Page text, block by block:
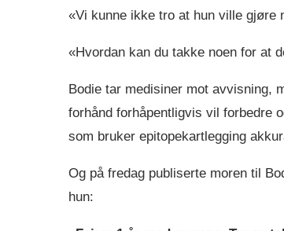
«Vi kunne ikke tro at hun ville gjøre
«Hvordan kan du takke noen for at
Bodie tar medisiner mot avvisning,
forhånd forhåpentligvis vil forbedre
som bruker epitopekartlegging
Og på fredag publiserte moren til
hun: